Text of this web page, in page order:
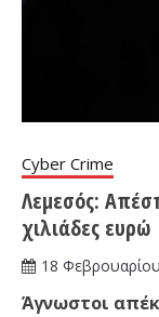
Cyber Crime
Λεμεσός:
χιλιάδες ευρώ
18
Άγνωστοι